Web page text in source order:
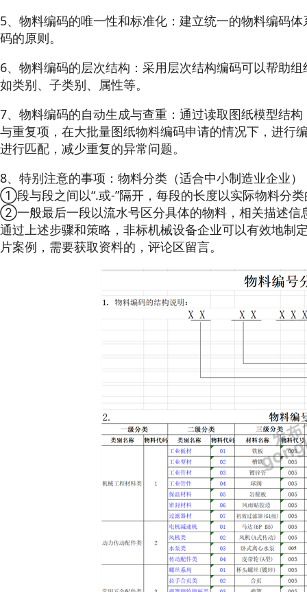
5、物料编码的唯一性和标准化：建立统一的物料编码
码的原则。
6、物料编码的层次结构：采用层次结构编码可以帮助
如类别、子类别、属性等。
7、物料编码的自动生成与查重：通过读取图纸模型结
与重复项，在大批量图纸物料编码申请的情况下，进行
进行匹配，减少重复的异常问题。
8、特别注意的事项：物料分类（适合中小制造业企业
①段与段之间以“.或-”隔开，每段的长度以实际物料分
②一般最后一段以流水号区分具体的物料，相关描述信
通过上述步骤和策略，非标机械设备企业可以有效地制
片案例，需要获取资料的，评论区留言。